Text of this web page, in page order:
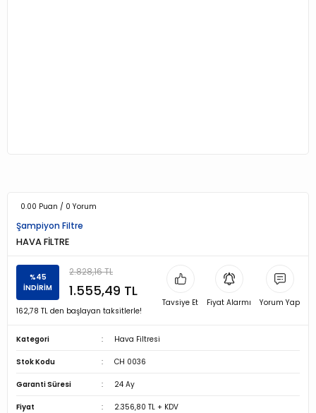
0.00 Puan / 0 Yorum
Şampiyon Filtre
HAVA FİLTRE
%45
İNDİRİM
2.828,16 TL
1.555,49 TL
162,78 TL den başlayan taksitlerle!
Tavsiye Et Fiyat Alarmı Yorum Yap
Kategori Hava Filtresi
Stok Kodu CH 0036
Garanti Süresi 24 Ay
Fiyat 2.356,80 TL + KDV